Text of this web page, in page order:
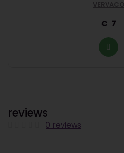
VERVACO
7
reviews
0 reviews